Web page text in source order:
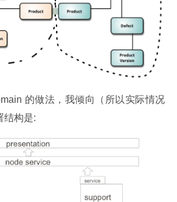
的做法，我倾向（所以实际情况
结构是: